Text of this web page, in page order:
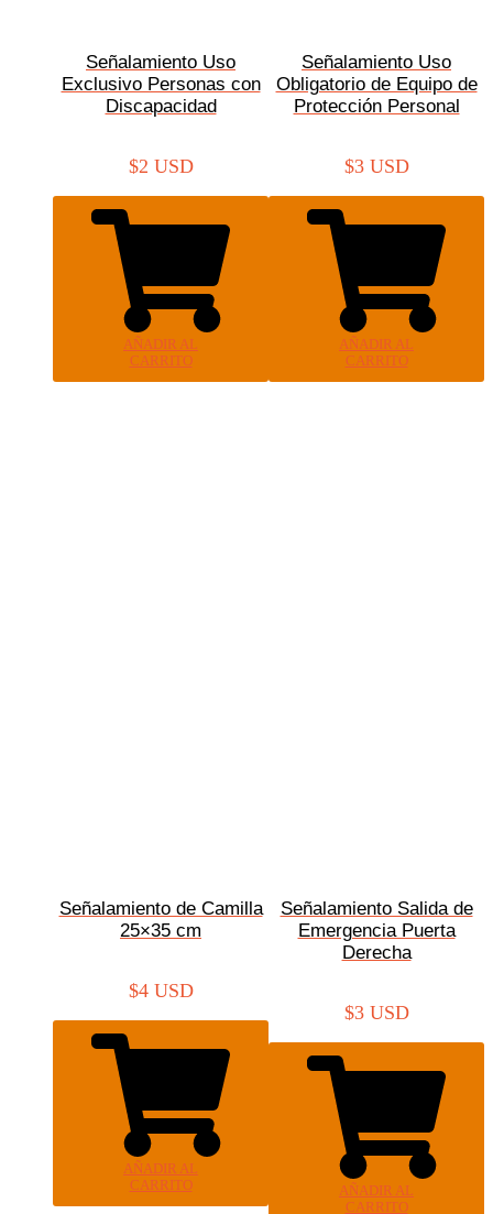
Señalamiento Uso
Exclusivo Personas con
Discapacidad
$2 USD
AÑADIR AL
CARRITO
Señalamiento Uso
Obligatorio de Equipo de
Protección Personal
$3 USD
AÑADIR AL
CARRITO
Señalamiento de Camilla
25×35 cm
$4 USD
AÑADIR AL
CARRITO
Señalamiento Salida de
Emergencia Puerta
Derecha
$3 USD
AÑADIR AL
CARRITO